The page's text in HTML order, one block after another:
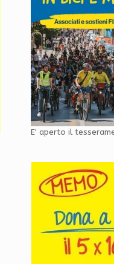
E' aperto il